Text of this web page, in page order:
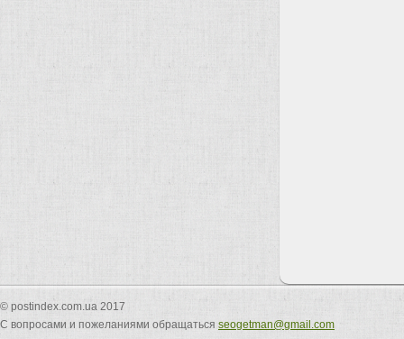
© postindex.com.ua 2017
С вопросами и пожеланиями обращаться seogetman@gmail.com